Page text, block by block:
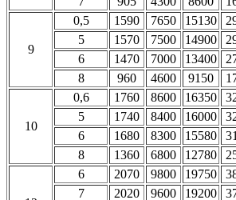
9
0,5 1590 7650 15130
5
1570 7500 14900
6
1470 7000 13400
8
960 4600 9150
10
0,6 1760 8600 16350
5
1740 8400 16000
6
1680 8300 15580
8
1360 6800 12780
6 2070 9800 19750
7
2020 9600 19200